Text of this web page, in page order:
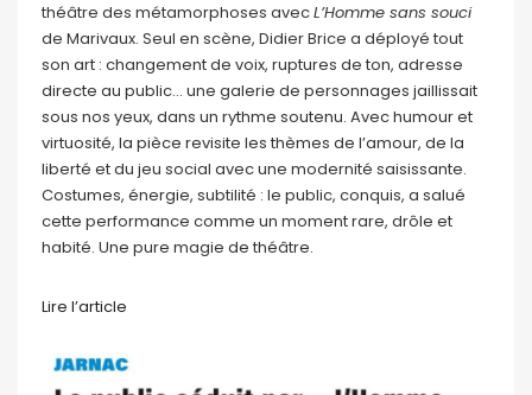
théâtre des métamorphoses avecL’Homme sans souci
de Marivaux. Seul en scène, Didier Brice a déployé tout
son art : changement de voix, ruptures de ton, adresse
directe au public… une galerie de personnages jaillissait
sous nos yeux, dans un rythme soutenu. Avec humour et
virtuosité, la pièce revisite les thèmes de l’amour, de la
liberté et du jeu social avec une modernité saisissante.
Costumes, énergie, subtilité : le public, conquis, a salué
cette performance comme un moment rare, drôle et
habité. Une pure magie de théâtre.
Lire l’article